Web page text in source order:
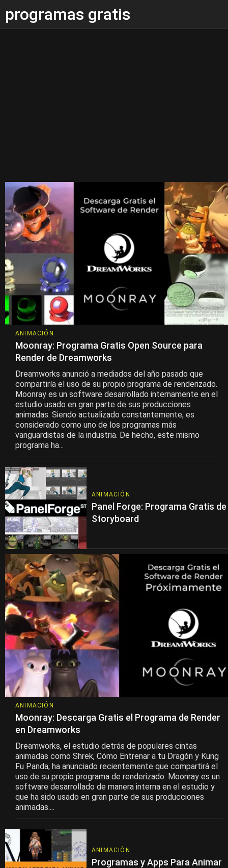
programas gratis
ANIMACIÓN
Moonray: Programa Gratis Open Source para
Render de Dreamworks
Dreamworks anunció a mediados del año pasado que
compartiría el uso de su propio programa de renderizado.
Moonray es un software desarrollado internamente en el
estudio usado en gran parte de sus producciones
animadas. Siendo actualizado constantemente, es
considerado como uno de los programas más
vanguardistas de la industria. De hecho, este mismo
programa ha...
ANIMACIÓN
Panel Forge: Programa Gratis de
Storyboard
ANIMACIÓN
Moonray: Descarga Gratis el Programa de Render
en Dreamworks
Dreamworks, el estudio detrás de populares cintas
animadas como Shrek, Cómo Entrenar a tu Dragón y Kung
Fu Panda, ha anunciado recientemente que compartirá el
uso de su propio programa de renderizado. Moonray es un
software desarrollado de manera interna en el estudio y
que ha sido usado en gran parte de sus producciones
animadas....
ANIMACIÓN
Programas y Apps Para Animar